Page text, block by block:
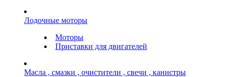
Лодочные моторы
Моторы
Приставки для двигателей
Масла , смазки , очистители , свечи , канистры